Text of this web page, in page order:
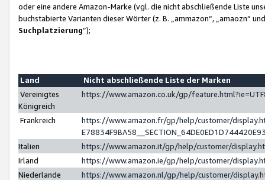
oder eine andere Amazon-Marke (vgl. die nicht abschließende Liste
buchstabierte Varianten dieser Wörter (z. B. „ammazon“, „amaozn“
Suchplatzierung”);
Land
Nicht abschließende Liste der Marken
Vereinigtes
Königreich
https://www.amazon.co.uk/gp/
Frankreich
https://www.amazon.fr/gp/help/customer/
Italien
https://www.amazon.it/gp/help/customer/
Irland
https://www.amazon.ie/gp/help/customer/
Niederlande
https://www.amazon.nl/gp/help/customer/